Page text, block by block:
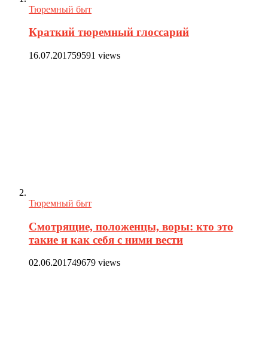
Тюремный быт
Краткий тюремный глоссарий
16.07.201759591 views
Тюремный быт
Смотрящие, положенцы, воры: кто это
такие и как себя с ними вести
02.06.201749679 views